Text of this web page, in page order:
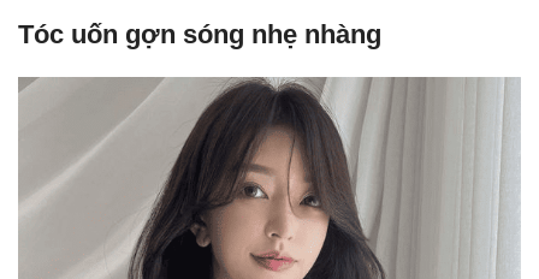
Tóc uốn gợn sóng nhẹ nhàng